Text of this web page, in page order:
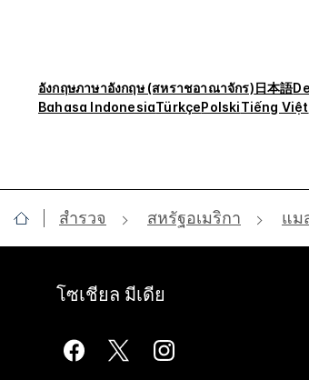
อังกฤษภาษาอังกฤษ (สหราชอาณาจักร)日本語
Bahasa IndonesiaTürkçePolskiTiếng Việt
สำรวจ สหรัฐอเมริกา แม
โซเชียล มีเดีย